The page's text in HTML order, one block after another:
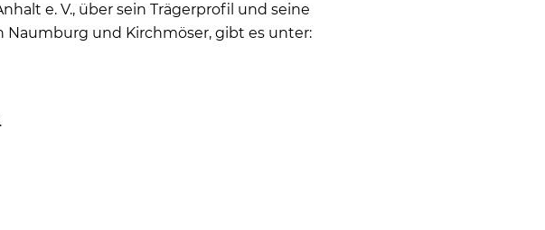
e. V., über sein Trägerprofil und seine
und Kirchmöser, gibt es unter: